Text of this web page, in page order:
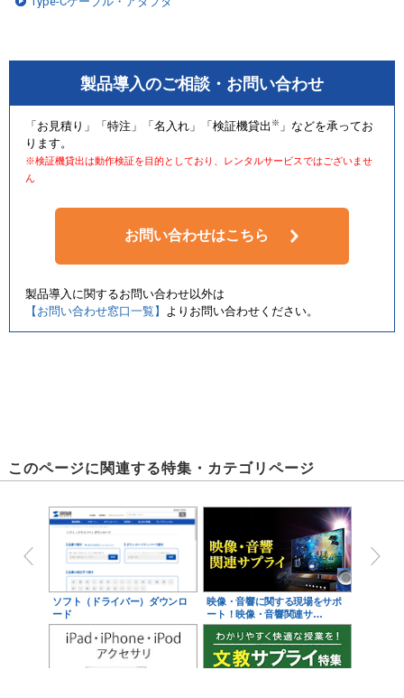
製品導入のご相談・お問い合わせ
「お見積り」「特注」「名入れ」「検証機貸出 ※ 」などを承ってお
ります。
※検証機貸出は動作検証を目的としており、レンタルサービスではございませ
ん
お問い合わせはこちら
製品導入に関するお問い合わせ以外は
【お問い合わせ窓口一覧】 よりお問い合わせください。
このページに関連する特集・カテゴリページ
ソフト（ドライバー）ダウンロ
ード
映像・音響に関する現場をサポ
ート！映像・音響関連サ…